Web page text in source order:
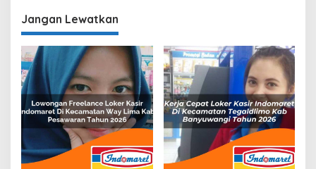
Jangan Lewatkan